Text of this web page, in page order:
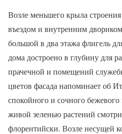
Возле меньшего крыла
въездом и внутренним
большой в два этажа флигель
дома достроено в глубину для
прачечной и помещений
цветов фасада напоминает об
спокойного и сочного бежевого
живой зеленью растений
флорентийски. Возле несущей